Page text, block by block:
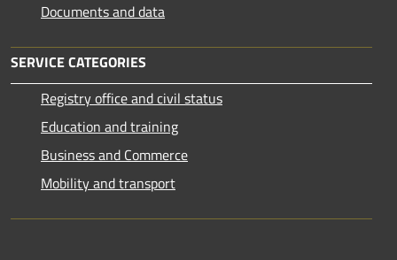
Documents and data
SERVICE CATEGORIES
Registry office and civil status
Education and training
Business and Commerce
Mobility and transport